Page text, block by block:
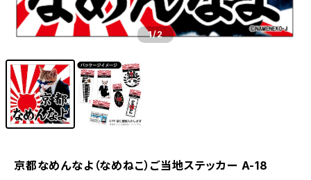
1/2
京都なめんなよ（なめねこ）ご当地ステッカー A-18